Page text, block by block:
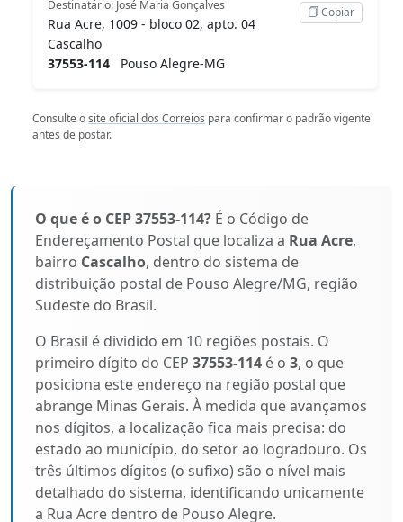
Destinatário: José Maria Gonçalves
Rua Acre, 1009 - bloco 02, apto. 04
Cascalho
37553-114 Pouso Alegre-MG
Copiar
Consulte osite oficial dos Correios para confirmar o padrão vigente
antes de postar.
O que é o CEP 37553-114? É o Código de
Endereçamento Postal que localiza a Rua Acre,
bairro Cascalho, dentro do sistema de
distribuição postal de Pouso Alegre/MG, região
Sudeste do Brasil.
O Brasil é dividido em 10 regiões postais. O
primeiro dígito do CEP 37553-114 é o 3, o que
posiciona este endereço na região postal que
abrange Minas Gerais. À medida que avançamos
nos dígitos, a localização fica mais precisa: do
estado ao município, do setor ao logradouro. Os
três últimos dígitos (o sufixo) são o nível mais
detalhado do sistema, identificando unicamente
a Rua Acre dentro de Pouso Alegre.